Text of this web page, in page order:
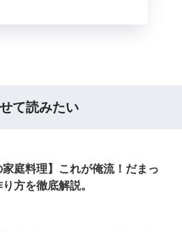
て読みたい
家庭料理】これが俺流！だまっ
方を徹底解説。